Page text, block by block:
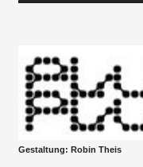
News
...
Gestaltung: Robin Theis